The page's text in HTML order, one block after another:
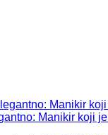
Manikir koji